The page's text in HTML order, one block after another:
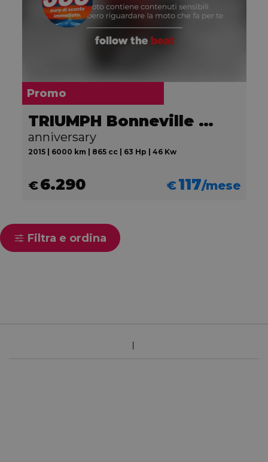
Promo
TRIUMPH Bonneville 865 T100
anniversary
2015 | 6000 km | 865 cc | 63 Hp | 46 Kw
€6.290 €117/mese
Filtra e ordina